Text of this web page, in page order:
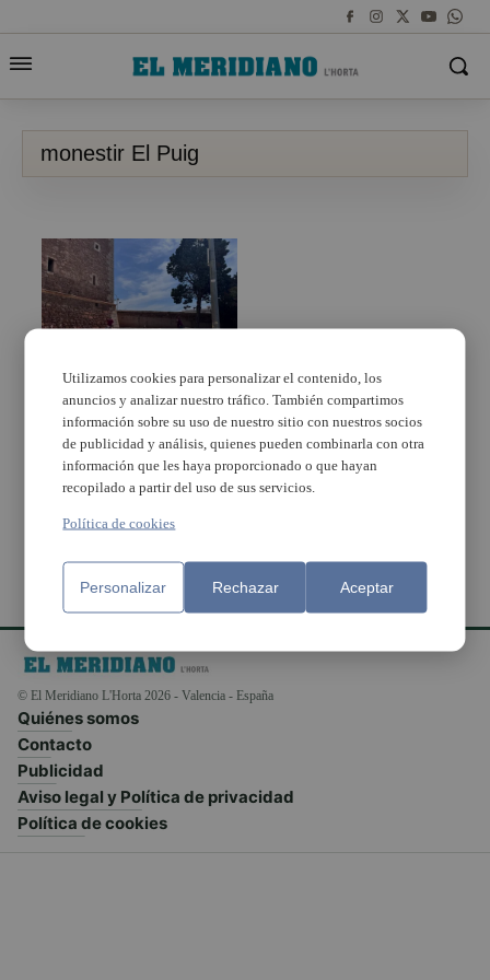
monestir El Puig
El Reial Monestir del
Puig lluirà una nova
il·luminació nocturna
gràcies als fons
europeus
© El Meridiano L'Horta 2026 - Valencia - España
Quiénes somos
Contacto
Publicidad
Aviso legal y Política de privacidad
Política de cookies
Utilizamos cookies para personalizar el contenido, los
anuncios y analizar nuestro tráfico. También compartimos
información sobre su uso de nuestro sitio con nuestros socios
de publicidad y análisis, quienes pueden combinarla con otra
información que les haya proporcionado o que hayan
recopilado a partir del uso de sus servicios.
Política de cookies
Personalizar Rechazar Aceptar